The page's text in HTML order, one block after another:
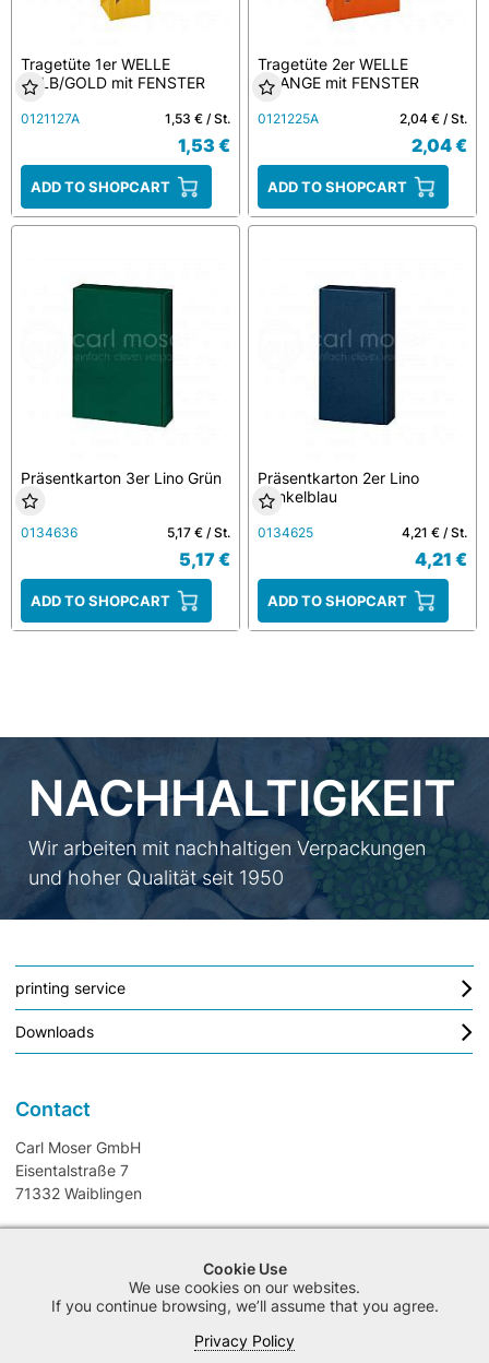
Cookie Use
We use cookies on our websites.
If you continue browsing, we’ll assume that you agree.
Privacy Policy
Tragetüte 1er WELLE
GELB/GOLD mit FENSTER
0121127A 1,53 € / St.
1,53 €
ADD TO SHOPCART
Tragetüte 2er WELLE
ORANGE mit FENSTER
0121225A 2,04 € / St.
2,04 €
ADD TO SHOPCART
Präsentkarton 3er Lino Grün
0134636 5,17 € / St.
5,17 €
ADD TO SHOPCART
Präsentkarton 2er Lino
Dunkelblau
0134625 4,21 € / St.
4,21 €
ADD TO SHOPCART
NACHHALTIGKEIT
Wir arbeiten mit nachhaltigen Verpackungen
und hoher Qualität seit 1950
Contact
Carl Moser GmbH
Eisentalstraße 7
71332 Waiblingen
+49 7151/95817 - 99
M info@carlmoser.de
printing service
Downloads